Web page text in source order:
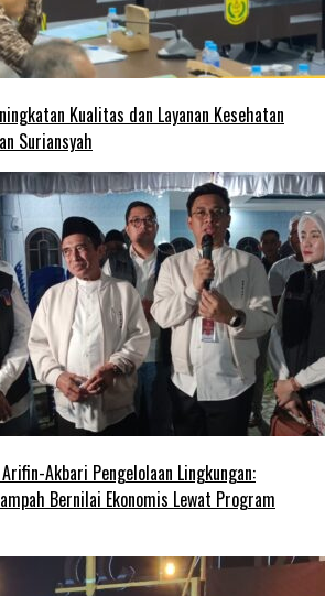
Kualitas dan Layanan Kesehatan
Suriansyah
Akbari Pengelolaan Lingkungan:
Bernilai Ekonomis Lewat Program